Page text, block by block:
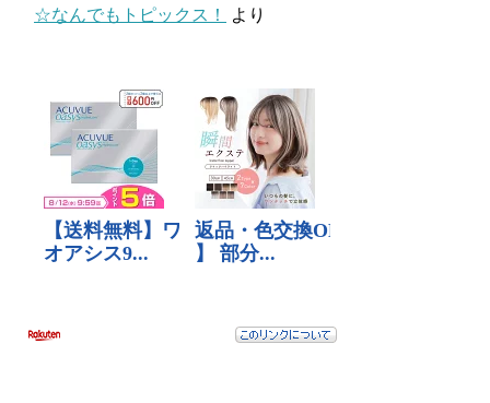
☆なんでもトピックス！
より